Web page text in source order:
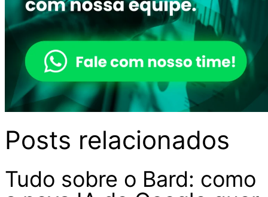
Posts relacionados
Tudo sobre o Bard: como